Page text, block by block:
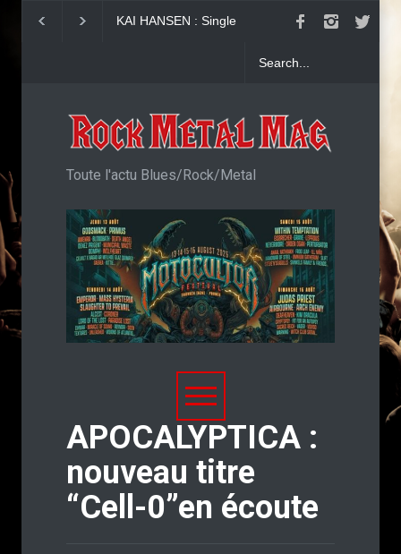
Girish and The Chronicles :
Accept : Single
imaginé
Toute l'actu Blues/Rock/Metal
APOCALYPTICA :
nouveau titre
“Cell-0”en écoute